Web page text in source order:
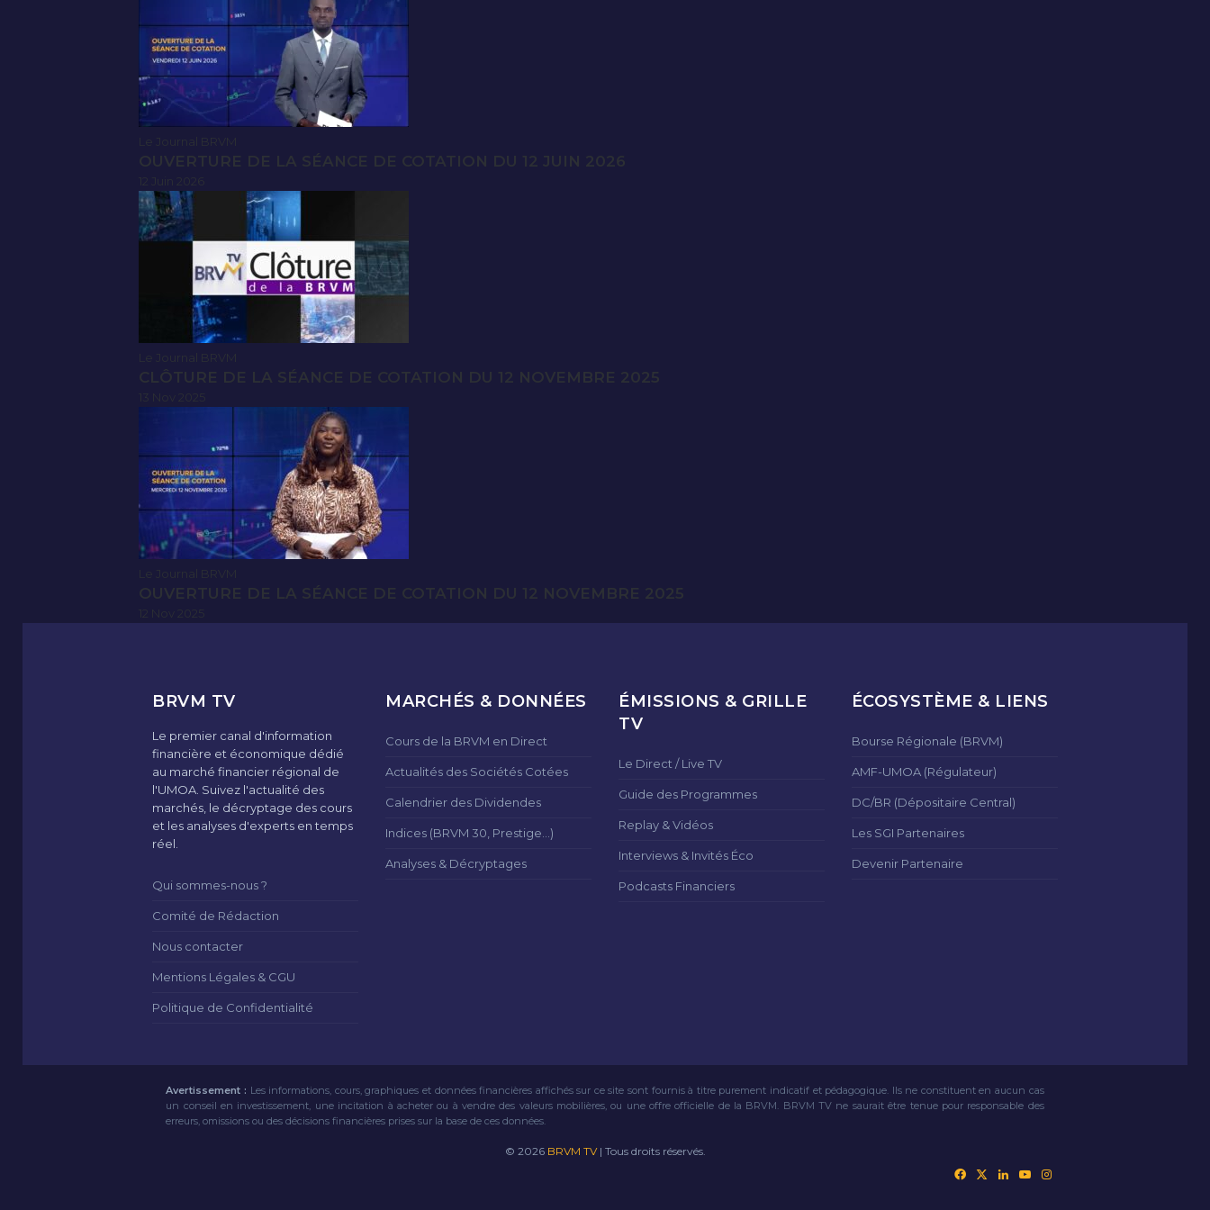
Le Journal BRVM
OUVERTURE DE LA SÉANCE DE COTATION DU 12 JUIN 2026
Le Journal BRVM
CLÔTURE DE LA SÉANCE DE COTATION DU 12 NOVEMBRE 2025
Le Journal BRVM
OUVERTURE DE LA SÉANCE DE COTATION DU 12 NOVEMBRE 2025
BRVM TV
Le premier canal d'information
financière et économique dédié
au marché financier régional de
l'UMOA. Suivez l'actualité des
marchés, le décryptage des cours
et les analyses d'experts en temps
réel.
Qui sommes-nous ?
Comité de Rédaction
Nous contacter
Mentions Légales & CGU
Politique de Confidentialité
MARCHÉS & DONNÉES
Cours de la BRVM en Direct
Actualités des Sociétés Cotées
Calendrier des Dividendes
Indices (BRVM 30, Prestige...)
Analyses & Décryptages
ÉMISSIONS & GRILLE
TV
Le Direct / Live TV
Guide des Programmes
Replay & Vidéos
Interviews & Invités Éco
Podcasts Financiers
ÉCOSYSTÈME & LIENS
Bourse Régionale (BRVM)
AMF-UMOA (Régulateur)
DC/BR (Dépositaire Central)
Les SGI Partenaires
Devenir Partenaire
Avertissement : Les informations, cours, graphiques et données financières affichés sur ce site sont fournis à titre purement indicatif et pédagogique. Ils ne constituent en aucun cas
un conseil en investissement, une incitation à acheter ou à vendre des valeurs mobilières, ou une offre officielle de la BRVM. BRVM TV ne saurait être tenue pour responsable des
erreurs, omissions ou des décisions financières prises sur la base de ces données.
© 2026 BRVM TV| Tous droits réservés.
FacebookLinkedinYouTube